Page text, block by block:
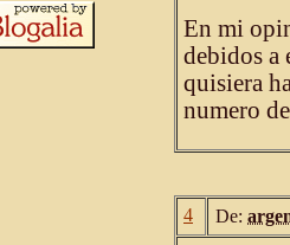
En mi
debidos a
quisiera
numero
4 De: